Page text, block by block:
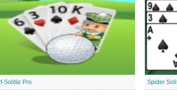
Solitär Pro Spider